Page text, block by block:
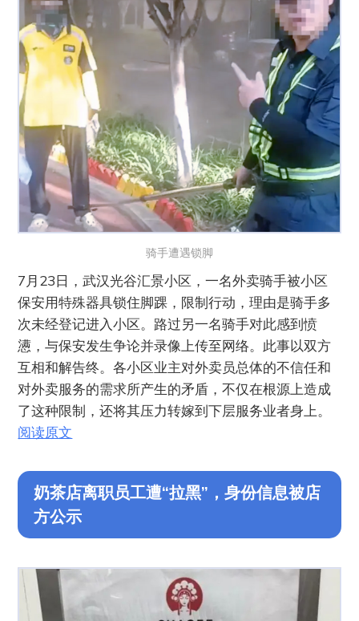
骑手遭遇锁脚
7月23日，武汉光谷汇景小区，一名外卖骑手被小区
保安用特殊器具锁住脚踝，限制行动，理由是骑手多
次未经登记进入小区。路过另一名骑手对此感到愤
懑，与保安发生争论并录像上传至网络。此事以双方
互相和解告终。各小区业主对外卖员总体的不信任和
对外卖服务的需求所产生的矛盾，不仅在根源上造成
了这种限制，还将其压力转嫁到下层服务业者身上。
阅读原文
奶茶店离职员工遭“拉黑”，身份信息被店
方公示